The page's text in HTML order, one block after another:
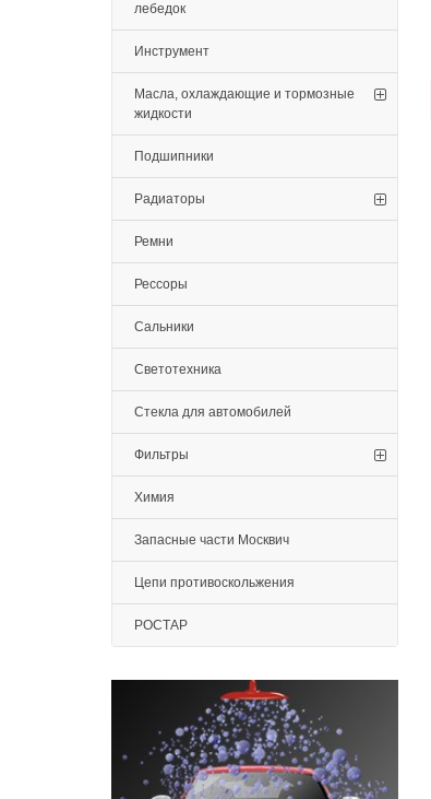
лебедок
Инструмент
Масла, охлаждающие и тормозные
жидкости
Подшипники
Радиаторы
Ремни
Рессоры
Сальники
Светотехника
Стекла для автомобилей
Фильтры
Химия
Запасные части Москвич
Цепи противоскольжения
РОСТАР